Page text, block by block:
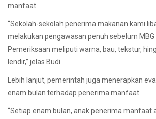
manfaat.
“Sekolah-sekolah penerima makanan kami
melakukan pengawasan penuh sebelum MBG
Pemeriksaan meliputi warna, bau, tekstur,
lendir,” jelas Budi.
Lebih lanjut, pemerintah juga menerapkan
enam bulan terhadap penerima manfaat.
“Setiap enam bulan, anak penerima manfaat